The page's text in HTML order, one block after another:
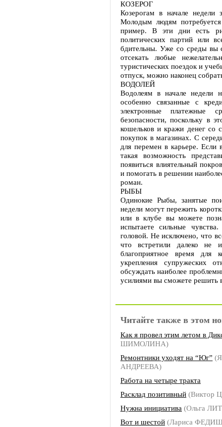
КОЗЕРОГ
Козерогам в начале недели
Молодым людям
пример. В эти дни есть
политических партий или
бдительны. Уже со среды вы
отсекать любые
туристических поездок и
отпуск, можно наконец
ВОДОЛЕЙ
Водолеям в начале недели
особенно связанные с
электронные платежные
безопасности, поскольку в
кошельков и кражи денег со
покупок в магазинах. С
для перемен в карьере. Если
такая возможность
появиться влиятельный
и помогать в решении
роман.
РЫБЫ
Одинокие Рыбы, занятые
недели могут пережить
или в клубе вы можете
испытаете сильные
головой. Не исключено, что
что встретили далеко не
благоприятное время для
укрепления супружеских
обсуждать наиболее
усилиями вы сможете решить
Читайте также в этом
Как я провел этим летом в
ШИМОЛИНА)
Ремонтники уходят на “Юг”
АНДРЕЕВА)
Работа на четыре тракта
Расклад позитивный (Виктор
Нужна инициатива (Ольга
Вот и шестой (Лариса